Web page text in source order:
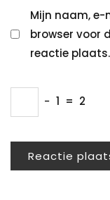
Mijn naam, e-
browser voor
reactie plaats.
− 1 = 2